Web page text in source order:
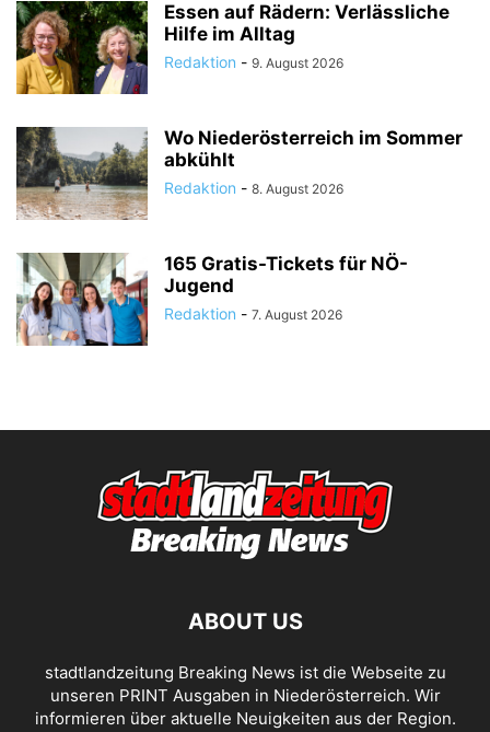
Essen auf Rädern: Verlässliche
Hilfe im Alltag
Redaktion - 9. August 2026
Wo Niederösterreich im Sommer
abkühlt
Redaktion - 8. August 2026
165 Gratis-Tickets für NÖ-
Jugend
Redaktion - 7. August 2026
ABOUT US
stadtlandzeitung Breaking News ist die Webseite zu
unseren PRINT Ausgaben in Niederösterreich. Wir
informieren über aktuelle Neuigkeiten aus der Region.